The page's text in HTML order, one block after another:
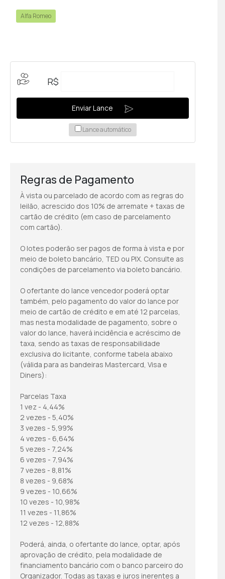
Alfa Romeo
R$
Lance automático
Enviar Lance
Regras de Pagamento
À vista ou parcelado de acordo com as regras do
leilão, acrescido dos 10% de arremate + taxas de
cartão de crédito (em caso de parcelamento
com cartão).
O lotes poderão ser pagos de forma à vista e por
meio de boleto bancário, TED ou PIX. Consulte as
condições de parcelamento via boleto bancário.
O ofertante do lance vencedor poderá optar
também, pelo pagamento do valor do lance por
meio de cartão de crédito e em até 12 parcelas,
mas nesta modalidade de pagamento, sobre o
valor do lance, haverá incidência e acréscimo de
taxa, sendo as taxas de responsabilidade
exclusiva do licitante, conforme tabela abaixo
(válida para as bandeiras Mastercard, Visa e
Diners):
Parcelas Taxa
1 vez - 4,44%
2 vezes - 5,40%
3 vezes - 5,99%
4 vezes - 6,64%
5 vezes - 7,24%
6 vezes - 7,94%
7 vezes - 8,81%
8 vezes - 9,68%
9 vezes - 10,66%
10 vezes - 10,98%
11 vezes - 11,86%
12 vezes - 12,88%
Poderá, ainda, o ofertante do lance, optar, após
aprovação de crédito, pela modalidade de
financiamento bancário com o banco parceiro do
Organizador. Todas as taxas e juros inerentes a